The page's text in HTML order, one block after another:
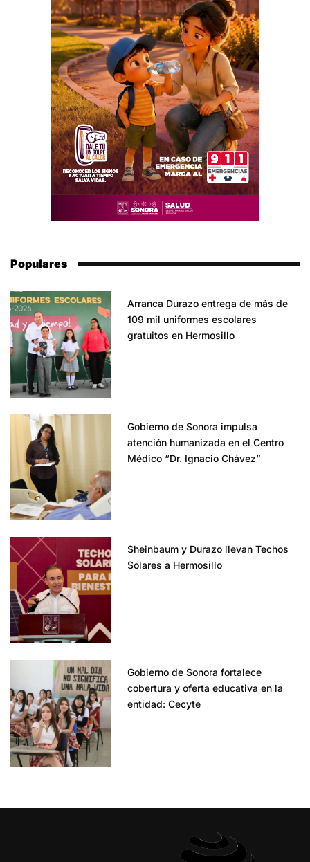
Populares
Arranca Durazo entrega de más de
109 mil uniformes escolares
gratuitos en Hermosillo
Gobierno de Sonora impulsa
atención humanizada en el Centro
Médico “Dr. Ignacio Chávez”
Sheinbaum y Durazo llevan Techos
Solares a Hermosillo
Gobierno de Sonora fortalece
cobertura y oferta educativa en la
entidad: Cecyte